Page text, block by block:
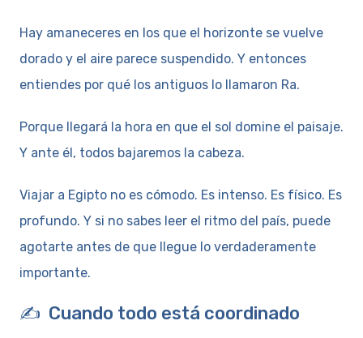
Hay amaneceres en los que el horizonte se vuelve
dorado y el aire parece suspendido. Y entonces
entiendes por qué los antiguos lo llamaron Ra.
Porque llegará la hora en que el sol domine el paisaje.
Y ante él, todos bajaremos la cabeza.
Viajar a Egipto no es cómodo. Es intenso. Es físico. Es
profundo. Y si no sabes leer el ritmo del país, puede
agotarte antes de que llegue lo verdaderamente
importante.
✍️ Cuando todo está coordinado